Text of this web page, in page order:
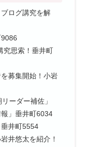
ログ講究を解
究思索！垂井町
募集開始！小岩
ーダー補佐」
」垂井町6034
井町5554
井悠太を紹介！